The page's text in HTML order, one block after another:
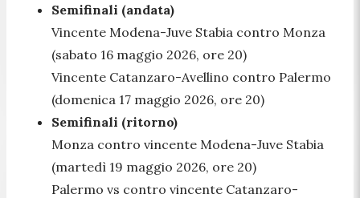
Semifinali (andata)
Vincente Modena-Juve Stabia contro Monza
(sabato 16 maggio 2026, ore 20)
Vincente Catanzaro-Avellino contro Palermo
(domenica 17 maggio 2026, ore 20)
Semifinali (ritorno)
Monza contro vincente Modena-Juve Stabia
(martedì 19 maggio 2026, ore 20)
Palermo vs contro vincente Catanzaro-